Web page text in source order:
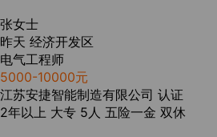
张女士
昨天 经济开发区
电气工程师
5000-10000元
江苏安捷智能制造有限公司 认证
2年以上 大专 5人 五险一金 双休